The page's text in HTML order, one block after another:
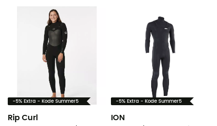
-5% Extra - Kode Summer5
Rip Curl
-5% Extra - Kode Summer5
ION